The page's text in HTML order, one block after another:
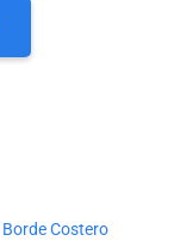
Costero